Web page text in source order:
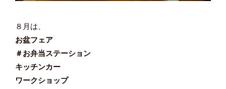
８月は、
お盆フェア
＃お弁当ステーション
キッチンカー
ワークショップ